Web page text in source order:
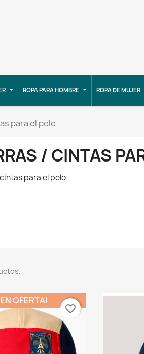
ROPA PARA HOMBRE ROPA DE MUJER
para el pelo
/ CINTAS
para el pelo
OFERTA!
favorite_border